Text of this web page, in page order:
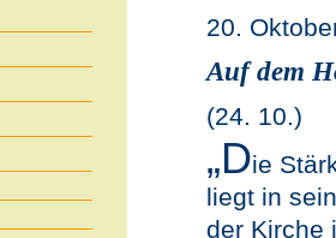
20.
Auf dem
(24. 10.)
„Die
liegt in
der Kirche